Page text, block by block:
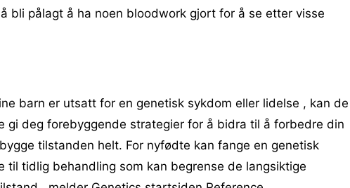
bli pålagt å ha noen bloodwork gjort for å se etter visse
barn er utsatt for en genetisk sykdom eller lidelse , kan de
gi deg forebyggende strategier for å bidra til å forbedre din
tilstanden helt. For nyfødte kan fange en genetisk
til tidlig behandling som kan begrense de langsiktige